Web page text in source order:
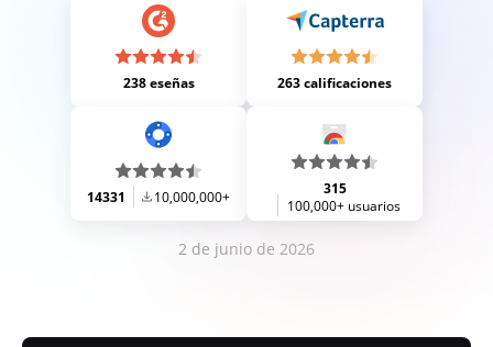
238 eseñas 263 calificaciones
14331 10,000,000+
315
100,000+ usuarios
2 de junio de 2026